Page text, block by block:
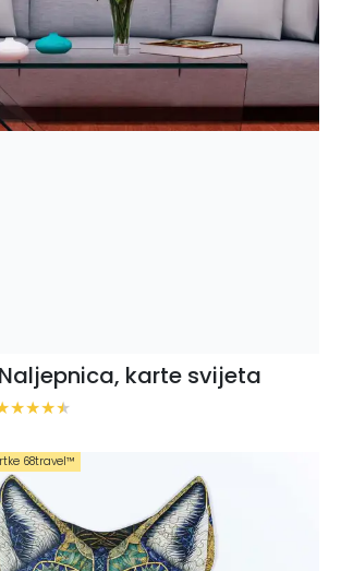
Naljepnica, karte svijeta
68travel™️